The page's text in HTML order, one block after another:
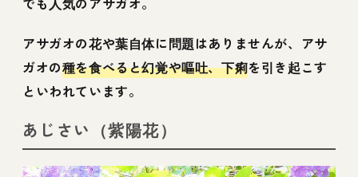
アサガオの花や葉自体に問題はありませんが、アサ
ガオの種を食べると幻覚や嘔吐、下痢を引き起こす
といわれています。
あじさい（紫陽花）